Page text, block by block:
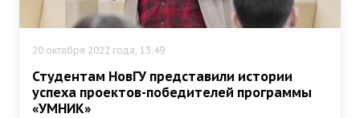
20 октября 2022 года, 13:49
Студентам НовГУ представили истории
успеха проектов-победителей программы
«УМНИК»